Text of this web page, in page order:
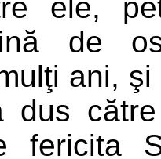
ele,
de
ani,
dus
fericita